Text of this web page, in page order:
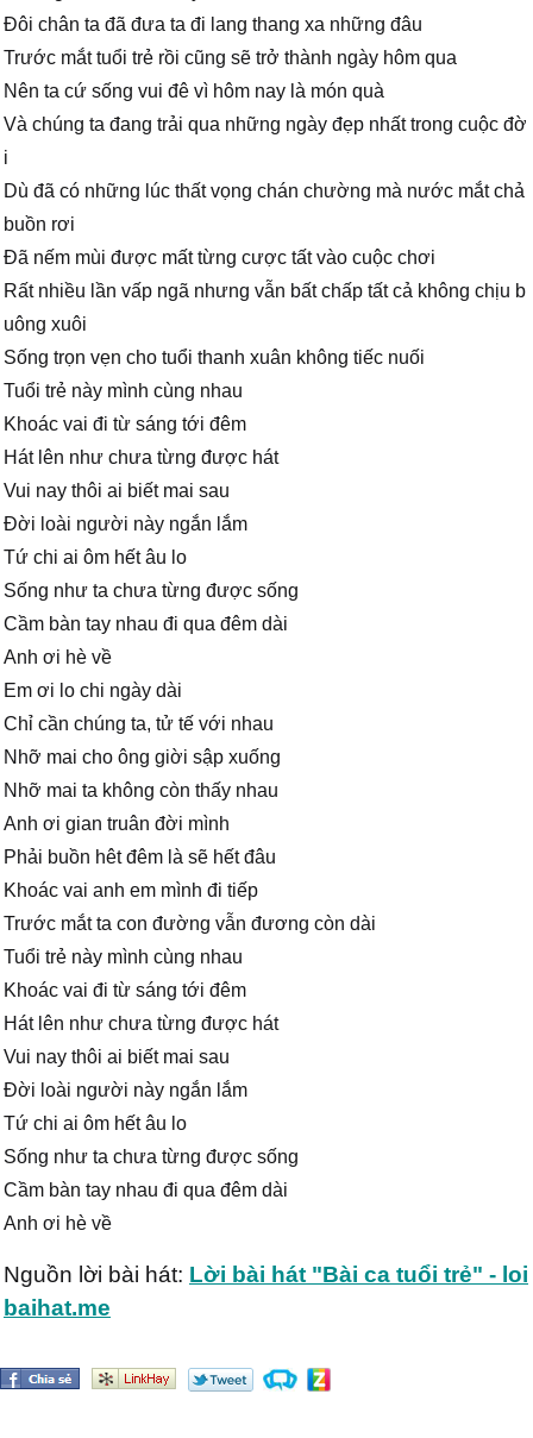
Đôi chân ta đã đưa ta đi lang thang xa những đâu
Trước mắt tuổi trẻ rồi cũng sẽ trở thành ngày hôm qua
Nên ta cứ sống vui đê vì hôm nay là món quà
Và chúng ta đang trải qua những ngày đẹp nhất trong cuộc đờ
i
Dù đã có những lúc thất vọng chán chường mà nước mắt chả
buồn rơi
Đã nếm mùi được mất từng cược tất vào cuộc chơi
Rất nhiều lần vấp ngã nhưng vẫn bất chấp tất cả không chịu b
uông xuôi
Sống trọn vẹn cho tuổi thanh xuân không tiếc nuối
Tuổi trẻ này mình cùng nhau
Khoác vai đi từ sáng tới đêm
Hát lên như chưa từng được hát
Vui nay thôi ai biết mai sau
Đời loài người này ngắn lắm
Tứ chi ai ôm hết âu lo
Sống như ta chưa từng được sống
Cầm bàn tay nhau đi qua đêm dài
Anh ơi hè về
Em ơi lo chi ngày dài
Chỉ cần chúng ta, tử tế với nhau
Nhỡ mai cho ông giời sập xuống
Nhỡ mai ta không còn thấy nhau
Anh ơi gian truân đời mình
Phải buồn hêt đêm là sẽ hết đâu
Khoác vai anh em mình đi tiếp
Trước mắt ta con đường vẫn đương còn dài
Tuổi trẻ này mình cùng nhau
Khoác vai đi từ sáng tới đêm
Hát lên như chưa từng được hát
Vui nay thôi ai biết mai sau
Đời loài người này ngắn lắm
Tứ chi ai ôm hết âu lo
Sống như ta chưa từng được sống
Cầm bàn tay nhau đi qua đêm dài
Anh ơi hè về
Nguồn lời bài hát: Lời bài hát "Bài ca tuổi trẻ" - loi
baihat.me